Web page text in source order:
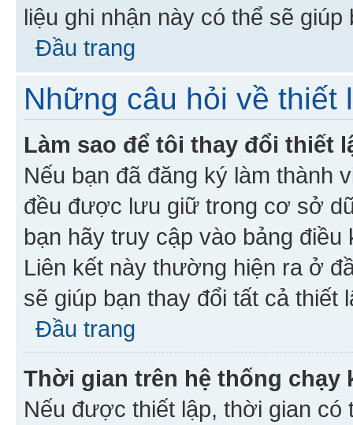
liệu ghi nhận này có thể sẽ
Đầu trang
Những câu hỏi về thiết
Làm sao để tôi thay đổi thiết
Nếu bạn đã đăng ký làm thành
đều được lưu giữ trong cơ sở
bạn hãy truy cập vào bảng
Liên kết này thường hiện ra ở
sẽ giúp bạn thay đổi tất cả thiết
Đầu trang
Thời gian trên hệ thống chạy
Nếu được thiết lập, thời gian